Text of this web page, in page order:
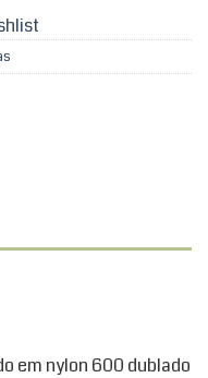
em nylon 600 dublado